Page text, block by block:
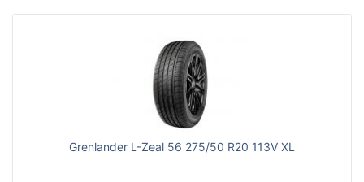
Grenlander L-Zeal 56 275/50 R20 113V XL